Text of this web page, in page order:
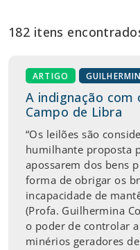
182 itens
ARTIGO
A indignação
Campo de Libra
“Os leilões são
humilhante proposta
apossarem dos bens
forma de obrigar os
incapacidade de
(Profa. Guilhermina
o poder de controlar
minérios geradores